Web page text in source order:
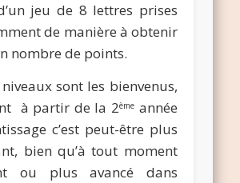
jeu de 8 lettres prises
de manière à obtenir
nombre de points.
sont les bienvenus,
à partir de la 2ème année
c’est peut-être plus
bien qu’à tout moment
ou plus avancé dans